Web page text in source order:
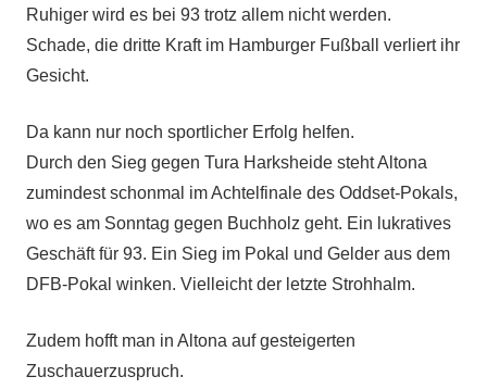
Ruhiger wird es bei 93 trotz allem nicht werden.
Schade, die dritte Kraft im Hamburger Fußball verliert ihr
Gesicht.
Da kann nur noch sportlicher Erfolg helfen.
Durch den Sieg gegen Tura Harksheide steht Altona
zumindest schonmal im Achtelfinale des Oddset-Pokals,
wo es am Sonntag gegen Buchholz geht. Ein lukratives
Geschäft für 93. Ein Sieg im Pokal und Gelder aus dem
DFB-Pokal winken. Vielleicht der letzte Strohhalm.
Zudem hofft man in Altona auf gesteigerten
Zuschauerzuspruch.